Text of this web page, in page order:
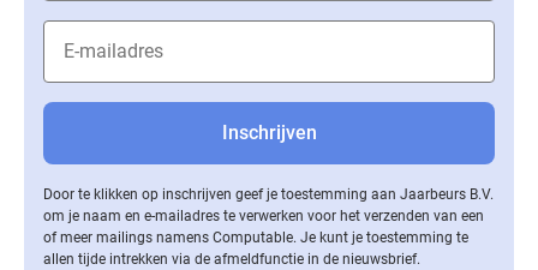
Door te klikken op inschrijven geef je toestemming aan Jaarbeurs B.V.
om je naam en e-mailadres te verwerken voor het verzenden van een
of meer mailings namens Computable. Je kunt je toestemming te
allen tijde intrekken via de af­meld­func­tie in de nieuwsbrief.